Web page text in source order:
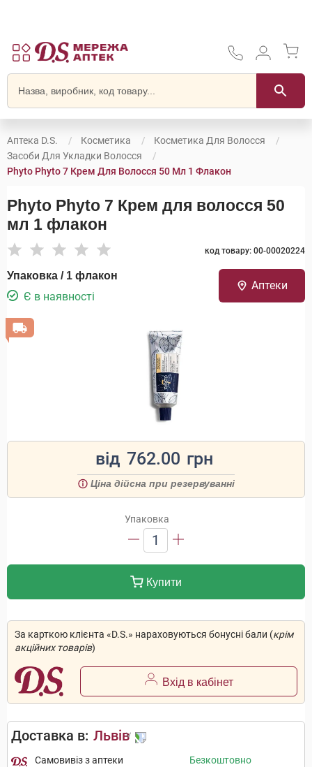
Аптека D.S. Косметика
Косметика Для Волосся
Засоби Для Укладки Волосся
Phyto Phyto 7 Крем Для Волосся 50 Мл 1 Флакон
Phyto Phyto 7 Крем для волосся 50
мл 1 флакон
код товару: 00-00020224
Упаковка / 1 флакон
Є в наявності
Аптеки
від 762.00 грн
Ціна дійсна при резервуванні
Упаковка
1
Купити
За карткою клієнта «D.S.» нараховуються бонусні бали (крім
акційних товарів)
Вхід в кабінет
Доставка в: Львів
Самовивіз з аптеки Безкоштовно